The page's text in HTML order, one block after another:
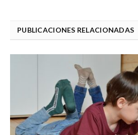
PUBLICACIONES RELACIONADAS